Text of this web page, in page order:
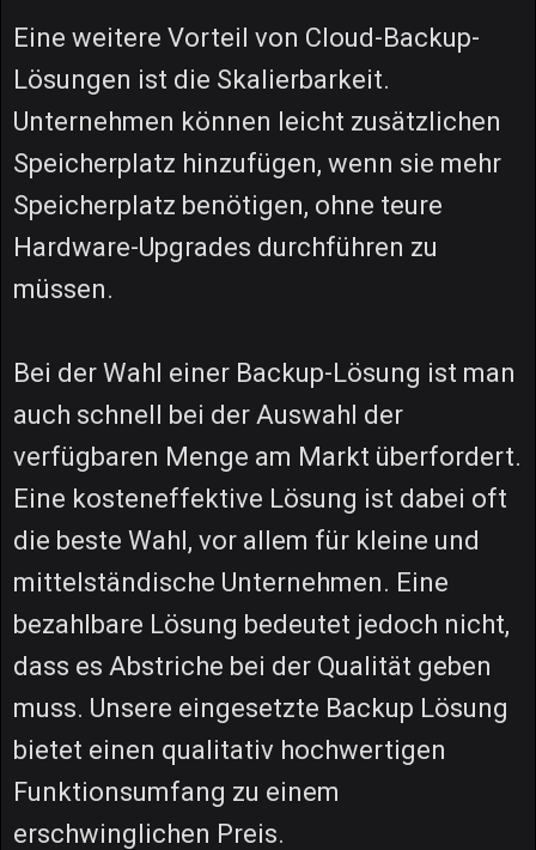
Eine weitere Vorteil von Cloud-Backup-
Lösungen ist die Skalierbarkeit.
Unternehmen können leicht zusätzlichen
Speicherplatz hinzufügen, wenn sie mehr
Speicherplatz benötigen, ohne teure
Hardware-Upgrades durchführen zu
müssen.
Bei der Wahl einer Backup-Lösung ist man
auch schnell bei der Auswahl der
verfügbaren Menge am Markt überfordert.
Eine kosteneffektive Lösung ist dabei oft
die beste Wahl, vor allem für kleine und
mittelständische Unternehmen. Eine
bezahlbare Lösung bedeutet jedoch nicht,
dass es Abstriche bei der Qualität geben
muss. Unsere eingesetzte Backup Lösung
bietet einen qualitativ hochwertigen
Funktionsumfang zu einem
erschwinglichen Preis.